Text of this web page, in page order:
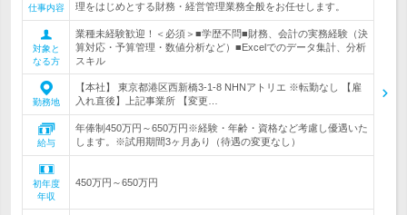
仕事内容
理をはじめとする財務・経営管理業務全般をお任せします。
対象と
なる方
業種未経験歓迎！＜必須＞■学歴不問■財務、会計の実務経験（決
算対応・予算管理・数値分析など）■Excelでのデータ集計、分析
スキル
勤務地
【本社】 東京都港区西新橋3-1-8 NHNアトリエ ※転勤なし 【雇
入れ直後】上記事業所 【変更…
給与
年俸制450万円～650万円※経験・年齢・資格など考慮し優遇いた
します。※試用期間3ヶ月あり（待遇の変更なし）
初年度
年収
450万円～650万円